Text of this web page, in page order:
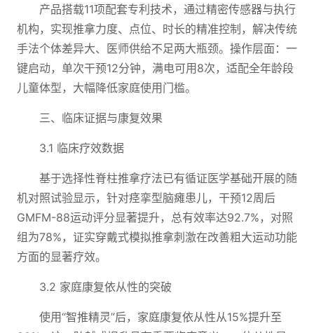
产品搭载11项配套专利技术，通过精密传感器与执行
机构，实现推拿力度、点位、时长的精准控制，解决传统
手法个体差异大、医师供给不足两大瓶颈。操作层面：一
键启动，单次干预12分钟，满电可用8次，适配全年龄段
儿童体型，大幅降低家庭使用门槛。
三、临床证据与康复效果
3.1 临床疗效数据
基于选择性脊柱推拿疗法已有循证医学基础开展的随
机对照试验显示，针对痉挛型脑瘫患儿，干预12周后
GMFM-88运动评分显著提升，总有效率达92.7%，对照
组为78%，证实穿戴式模拟推拿刺激在改善粗大运动功能
方面的显著疗效。
3.2 家庭康复依从性的突破
使用“智推精灵”后，家庭康复依从性从15%提升至